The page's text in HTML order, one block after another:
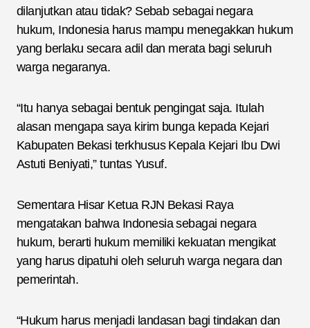
dilanjutkan atau tidak? Sebab sebagai negara
hukum, Indonesia harus mampu menegakkan hukum
yang berlaku secara adil dan merata bagi seluruh
warga negaranya.
“Itu hanya sebagai bentuk pengingat saja. Itulah
alasan mengapa saya kirim bunga kepada Kejari
Kabupaten Bekasi terkhusus Kepala Kejari Ibu Dwi
Astuti Beniyati,” tuntas Yusuf.
Sementara Hisar Ketua RJN Bekasi Raya
mengatakan bahwa Indonesia sebagai negara
hukum, berarti hukum memiliki kekuatan mengikat
yang harus dipatuhi oleh seluruh warga negara dan
pemerintah.
“Hukum harus menjadi landasan bagi tindakan dan